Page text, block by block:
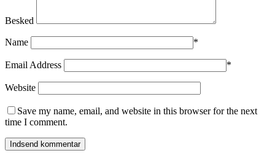
Besked
Name *
Email Address *
Website
Save my name, email, and website in this browser for the next
time I comment.